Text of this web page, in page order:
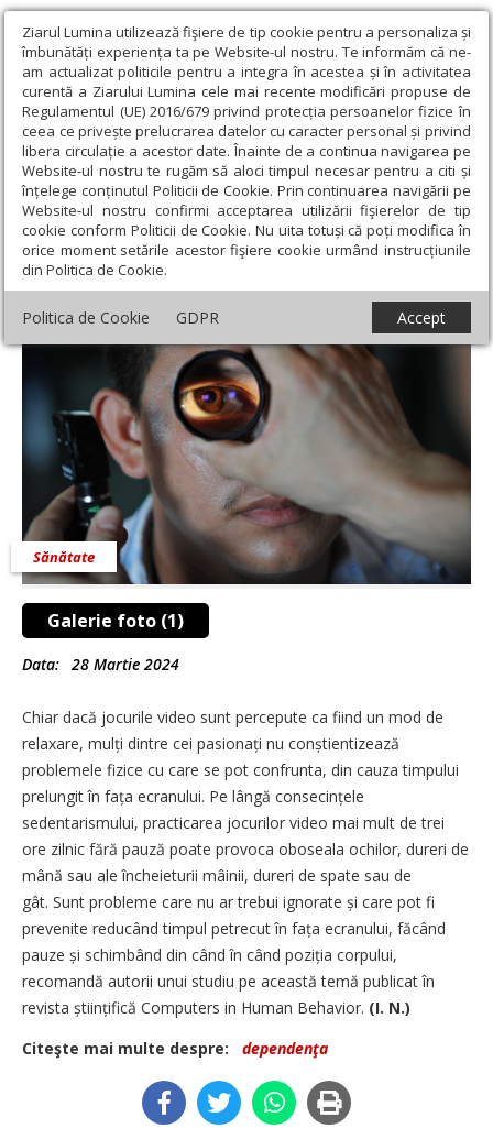
Ziarul Lumina utilizează fişiere de tip cookie pentru a personaliza și
îmbunătăți experiența ta pe Website-ul nostru. Te informăm că ne-
am actualizat politicile pentru a integra în acestea și în activitatea
curentă a Ziarului Lumina cele mai recente modificări propuse de
Regulamentul (UE) 2016/679 privind protecția persoanelor fizice în
ceea ce privește prelucrarea datelor cu caracter personal și privind
libera circulație a acestor date. Înainte de a continua navigarea pe
Website-ul nostru te rugăm să aloci timpul necesar pentru a citi și
înțelege conținutul Politicii de Cookie. Prin continuarea navigării pe
Website-ul nostru confirmi acceptarea utilizării fişierelor de tip
cookie conform Politicii de Cookie. Nu uita totuși că poți modifica în
orice moment setările acestor fişiere cookie urmând instrucțiunile
din Politica de Cookie.
Politica de Cookie GDPR Accept
Ziarul Lumina › Societate › Sănătate › Problemele fizice
asociate jocurilor video
Problemele fizice asociate jocurilor video
Galerie foto (1)
Sănătate
Data: 28 Martie 2024
Chiar dacă jocurile video sunt percepute ca fiind un mod de
relaxare, mulți dintre cei pasionați nu conștientizează
problemele fizice cu care se pot confrunta, din cauza timpului
prelungit în fața ecranului. Pe lângă consecințele
sedentarismului, practicarea jocurilor video mai mult de trei
ore zilnic fără pauză poate provoca oboseala ochilor, dureri de
mână sau ale încheieturii mâinii, dureri de spate sau de
gât. Sunt probleme care nu ar trebui ignorate și care pot fi
prevenite reducând timpul petrecut în fața ecranului, făcând
pauze și schimbând din când în când poziția corpului,
recomandă autorii unui studiu pe această temă publicat în
revista științifică Computers in Human Behavior. (I. N.)
Citeşte mai multe despre:
dependenţa